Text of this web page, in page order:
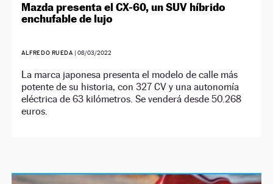
Mazda presenta el CX-60, un SUV híbrido
enchufable de lujo
ALFREDO RUEDA |08/03/2022
La marca japonesa presenta el modelo de calle más
potente de su historia, con 327 CV y una autonomía
eléctrica de 63 kilómetros. Se venderá desde 50.268
euros.